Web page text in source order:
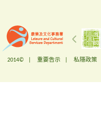
2014© | 重要告示 私隱政策